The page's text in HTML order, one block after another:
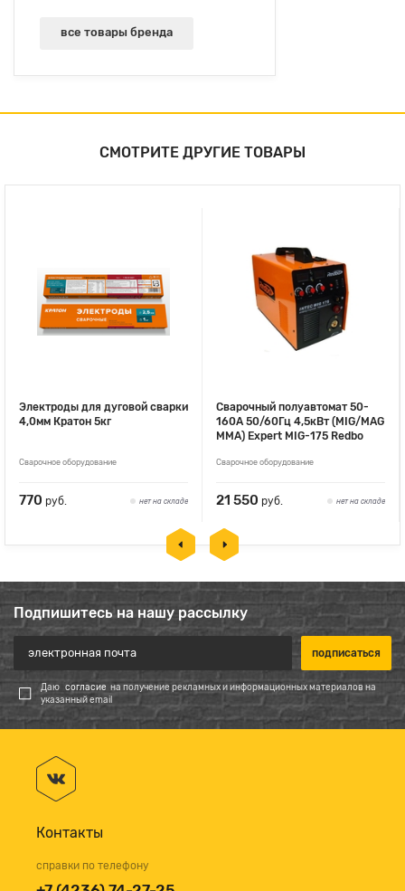
все товары бренда
СМОТРИТЕ ДРУГИЕ ТОВАРЫ
Электроды для дуговой сварки
4,0мм Кратон 5кг
Сварочное оборудование
770 руб. нет на складе
Сварочный полуавтомат 50-
160А 50/60Гц 4,5кВт (MIG/MAG
MMA) Expert MIG-175 Redbo
Сварочное оборудование
21 550 руб. нет на складе
Подпишитесь на нашу рассылку
Даю согласие на получение рекламных и информационных материалов на
указанный email
Контакты
справки по телефону